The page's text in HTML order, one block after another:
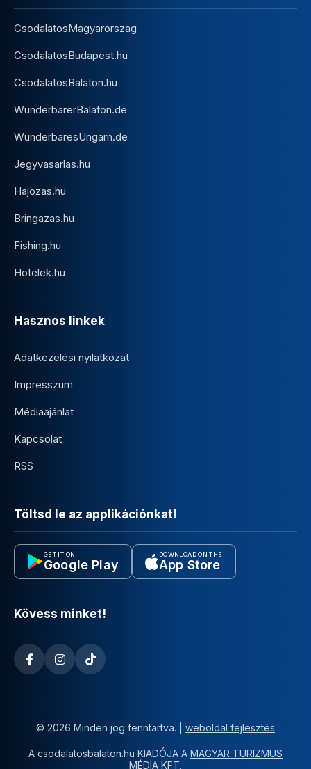
CsodalatosMagyarorszag
CsodalatosBudapest.hu
CsodalatosBalaton.hu
WunderbarerBalaton.de
WunderbaresUngarn.de
Jegyvasarlas.hu
Hajozas.hu
Bringazas.hu
Fishing.hu
Hotelek.hu
Hasznos linkek
Adatkezelési nyilatkozat
Impresszum
Médiaajánlat
Kapcsolat
RSS
Töltsd le az applikációnkat!
GET IT ON
Google Play
DOWNLOAD ON THE
App Store
Kövess minket!
© 2026 Minden jog fenntartva. | weboldal fejlesztés
A csodalatosbalaton.hu KIADÓJA A MAGYAR TURIZMUS
MÉDIA KFT.